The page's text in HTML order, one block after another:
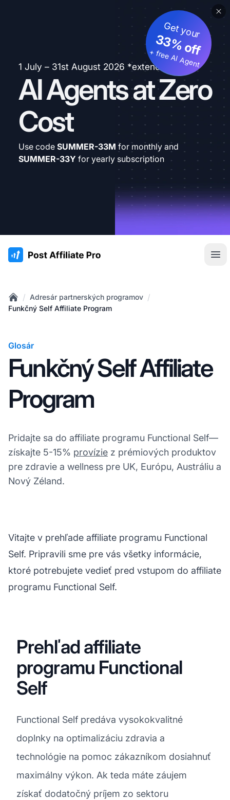
1 July – 31st August 2026 *extended
AI Agents at Zero
Cost
Get your
33% off
+ free AI Agent
Use code SUMMER-33M for monthly and
SUMMER-33Y for yearly subscription
:site.title
Home
/ Adresár partnerských programov /
Funkčný Self Affiliate Program
Glosár
Funkčný Self Affiliate
Program
Pridajte sa do affiliate programu Functional Self—
získajte 5-15% provízie z prémiových produktov
pre zdravie a wellness pre UK, Európu, Austráliu a
Nový Zéland.
Vitajte v prehľade affiliate programu Functional
Self. Pripravili sme pre vás všetky informácie,
ktoré potrebujete vedieť pred vstupom do affiliate
programu Functional Self.
Prehľad affiliate
programu Functional
Self
Functional Self predáva vysokokvalitné
doplnky na optimalizáciu zdravia a
technológie na pomoc zákazníkom dosiahnuť
maximálny výkon. Ak teda máte záujem
získať dodatočný príjem zo sektoru